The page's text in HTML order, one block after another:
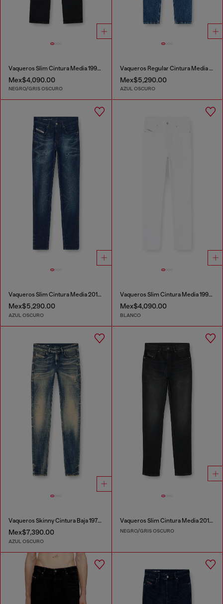
Vaqueros Slim Cintura Media 1993 D-Vyl
Mex$4,090.00
NEGRO/GRIS OSCURO
Vaqueros Regular Cintura Media 2023 D-Finitive
Mex$5,290.00
AZUL OSCURO
Vaqueros Slim Cintura Media 2019 D-Strukt
Mex$5,290.00
AZUL OSCURO
Vaqueros Slim Cintura Media 1993 D-Vyl
Mex$4,090.00
BLANCO
Vaqueros Skinny Cintura Baja 1979 Sleenker
Mex$7,390.00
AZUL OSCURO
Vaqueros Slim Cintura Media 2019 D-Strukt
NEGRO/GRIS OSCURO